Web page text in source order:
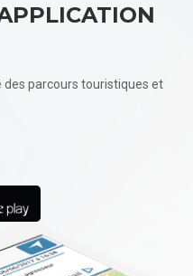
des parcours touristiques et